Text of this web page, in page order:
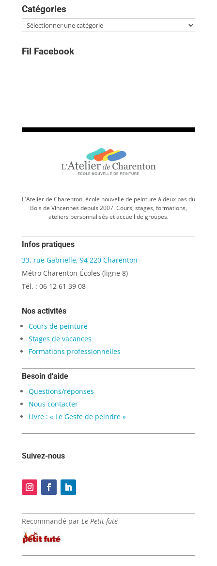
Catégories
Catégories
Fil Facebook
L'Atelier de Charenton, école nouvelle de peinture à deux pas du
Bois de Vincennes depuis 2007. Cours, stages, formations,
ateliers personnalisés et accueil de groupes.
Infos pratiques
33, rue Gabrielle, 94 220 Charenton
Métro Charenton-Écoles (ligne 8)
Tél. : 06 12 61 39 08
Nos activités
Cours de peinture
Stages de vacances
Formations professionnelles
Besoin d'aide
Questions/réponses
Nous contacter
Livre : « Le Geste de peindre »
Suivez-nous
Recommandé par Le Petit futé